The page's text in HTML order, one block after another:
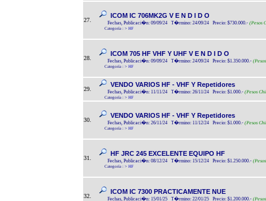
27.
ICOM IC 706MK2G V E N D I D O
Fechas, Publicaci�n: 09/09/24 T�rmino: 24/09/24 Precio: $730.000.- (Pesos
Categoría : > HF
28.
ICOM 705 HF VHF Y UHF V E N D I D O
Fechas, Publicaci�n: 09/09/24 T�rmino: 24/09/24 Precio: $1.350.000.-
Categoría : > HF
29.
VENDO VARIOS HF - VHF Y Repetidores
Fechas, Publicaci�n: 11/11/24 T�rmino: 26/11/24 Precio: $1.000.- (Pesos
Categoría : > HF
30.
VENDO VARIOS HF - VHF Y Repetidores
Fechas, Publicaci�n: 26/11/24 T�rmino: 11/12/24 Precio: $1.000.- (Pesos
Categoría : > HF
31.
HF JRC 245 EXCELENTE EQUIPO HF
Fechas, Publicaci�n: 08/12/24 T�rmino: 15/12/24 Precio: $1.250.000.-
Categoría : > HF
32.
ICOM IC 7300 PRACTICAMENTE NUE
Fechas, Publicaci�n: 15/01/25 T�rmino: 22/01/25 Precio: $1.200.000.-